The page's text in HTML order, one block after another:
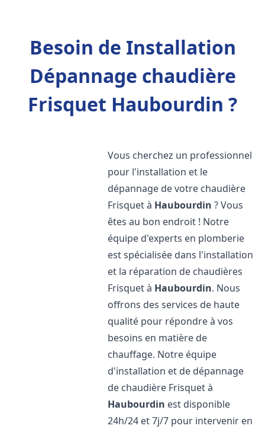
Besoin de Installation
Dépannage chaudière
Frisquet Haubourdin ?
Vous cherchez un professionnel
pour l'installation et le
dépannage de votre chaudière
Frisquet à Haubourdin ? Vous
êtes au bon endroit ! Notre
équipe d'experts en plomberie
est spécialisée dans l'installation
et la réparation de chaudières
Frisquet à Haubourdin. Nous
offrons des services de haute
qualité pour répondre à vos
besoins en matière de
chauffage. Notre équipe
d'installation et de dépannage
de chaudière Frisquet à
Haubourdin est disponible
24h/24 et 7j/7 pour intervenir en